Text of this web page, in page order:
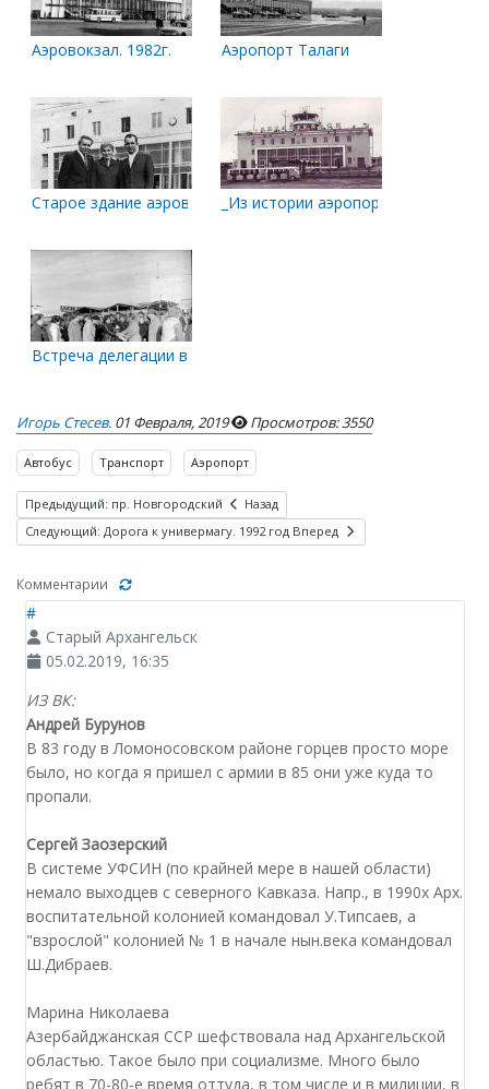
Аэровокзал. 1982г. Аэропорт Талаги
Старое здание аэровокзала. 1968 год_Из истории аэропорта 'Талаги'
Встреча делегации в аэропорту
Игорь Стесев. 01 Февраля, 2019 Просмотров: 3550
Автобус Транспорт Аэропорт
Предыдущий: пр. Новгородский
Назад
Следующий: Дорога к универмагу. 1992 год Вперед
Комментарии
#
Старый Архангельск
05.02.2019, 16:35
ИЗ ВК:
Андрей Бурунов
В 83 году в Ломоносовском районе горцев просто море
было, но когда я пришел с армии в 85 они уже куда то
пропали.
Сергей Заозерский
В системе УФСИН (по крайней мере в нашей области)
немало выходцев с северного Кавказа. Напр., в 1990х Арх.
воспитательной колонией командовал У.Типсаев, а
"взрослой" колонией № 1 в начале нын.века командовал
Ш.Дибраев.
Марина Николаева
Азербайджанская ССР шефствовала над Архангельской
областью. Такое было при социализме. Много было
ребят в 70-80-е время оттуда, в том числе и в милиции, в